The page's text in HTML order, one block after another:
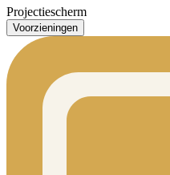
Projectiescherm
Voorzieningen